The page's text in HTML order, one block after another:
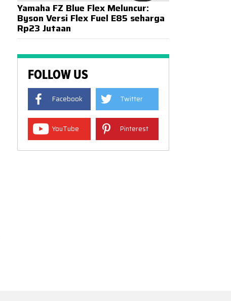
Yamaha FZ Blue Flex Meluncur:
Byson Versi Flex Fuel E85 seharga
Rp23 Jutaan
FOLLOW US
Facebook Twitter
YouTube Pinterest